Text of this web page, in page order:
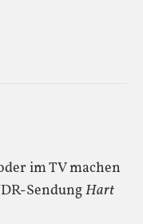
im TV machen
SendungHart